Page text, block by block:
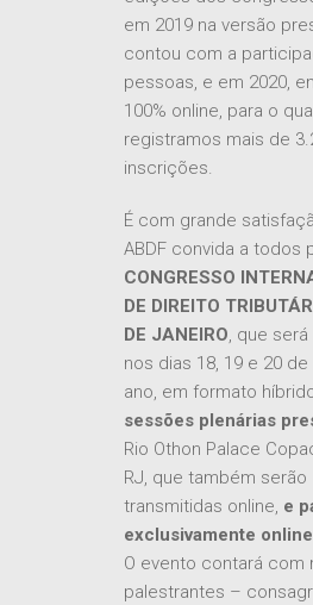
em 2019 na versão
contou com a
pessoas, e em 2020,
100% online, para o
registramos mais de
inscrições.
É com grande
ABDF convida a todos
CONGRESSO
DE DIREITO
DE JANEIRO , que
nos dias 18, 19 e 20
ano, em formato
sessões plenárias
Rio Othon Palace
RJ, que também serão
transmitidas online, e
exclusivamente
O evento contará com
palestrantes –